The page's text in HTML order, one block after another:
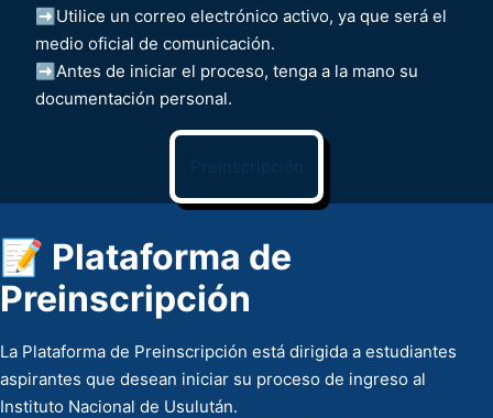
➡️Utilice un correo electrónico activo, ya que será el
medio oficial de comunicación.
➡️Antes de iniciar el proceso, tenga a la mano su
documentación personal.
Preinscripción
📝 Plataforma de
Preinscripción
La Plataforma de Preinscripción está dirigida a estudiantes
aspirantes que desean iniciar su proceso de ingreso al
Instituto Nacional de Usulután.